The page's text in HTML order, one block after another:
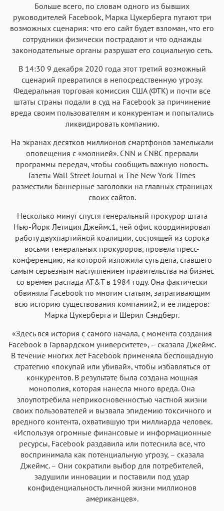
Больше всего, по словам одного из бывших
руководителей Facebook, Марка Цукерберга пугают три
возможных сценария: что его сайт будет взломан, что его
сотрудники физически пострадают и что однажды
законодательные органы разрушат его социальную сеть.
В 14:30 9 декабря 2020 года этот третий возможный
сценарий превратился в непосредственную угрозу.
Федеральная торговая комиссия США (ФТК) и почти все
штаты страны подали в суд на Facebook за причинение
вреда своим пользователям и конкурентам и попытались
ликвидировать компанию.
На экранах десятков миллионов смартфонов замелькали
оповещения с «молнией». CNN и CNBC прервали
программы передач, чтобы сообщить важную новость.
Газеты Wall Street Journal и The New York Times
разместили баннерные заголовки на главных страницах
своих сайтов.
Несколько минут спустя генеральный прокурор штата
Нью-Йорк Летиция Джеймс1, чей офис координировал
работу двухпартийной коалиции, состоящей из сорока
восьми генеральных прокуроров, провела пресс-
конференцию, на которой изложила суть дела, ставшего
самым серьезным наступлением правительства на бизнес
со времен распада AT&T в 1984 году. Она фактически
обвиняла Facebook по многим статьям, затрагивающим
всю историю существования компании2, и ее лидеров:
Марка Цукерберга и Шерил Сэндберг.
«Здесь вся история с самого начала, с момента создания
Facebook в Гарвардском университете», – сказала Джеймс.
В течение многих лет Facebook применяла беспощадную
стратегию «покупай или убивай», чтобы избавляться от
конкурентов. В результате была создана мощная
монополия, которая нанесла много вреда. Она
злоупотребила неприкосновенностью частной жизни
своих пользователей и вызвала эпидемию токсичного и
вредного контента, охватившую три миллиарда человек.
«Используя огромные финансовые и информационные
ресурсы, Facebook раздавила или потеснила все, что
воспринимала как потенциальную угрозу, – сказала
Джеймс. – Они сократили выбор для потребителей,
задушили инновации и поставили под удар
конфиденциальность личной жизни миллионов
американцев».